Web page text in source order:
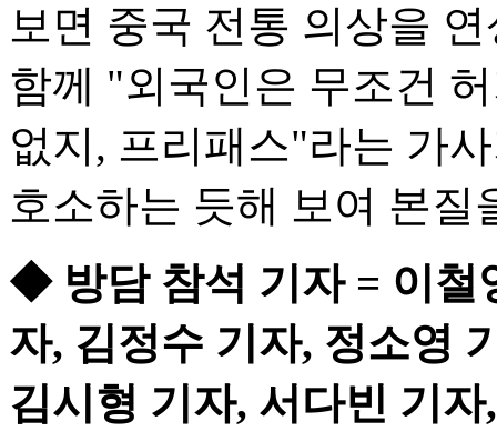
보면 중국 전통 의상을
함께 "외국인은 무조건
없지, 프리패스"라는 가
호소하는 듯해 보여 본질
◆ 방담 참석 기자 = 이철
자, 김정수 기자, 정소영
김시형 기자, 서다빈 기